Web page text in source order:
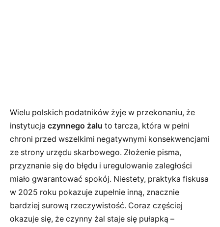
Wielu polskich podatników żyje w przekonaniu, że
instytucja czynnego żalu to tarcza, która w pełni
chroni przed wszelkimi negatywnymi konsekwencjami
ze strony urzędu skarbowego. Złożenie pisma,
przyznanie się do błędu i uregulowanie zaległości
miało gwarantować spokój. Niestety, praktyka fiskusa
w 2025 roku pokazuje zupełnie inną, znacznie
bardziej surową rzeczywistość. Coraz częściej
okazuje się, że czynny żal staje się pułapką –